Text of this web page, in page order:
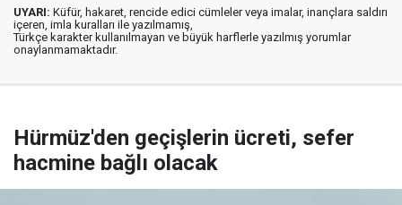
UYARI: Küfür, hakaret, rencide edici cümleler veya imalar, inançlara saldırı
içeren, imla kuralları ile yazılmamış,
Türkçe karakter kullanılmayan ve büyük harflerle yazılmış yorumlar
onaylanmamaktadır.
Hürmüz'den geçişlerin ücreti, sefer
hacmine bağlı olacak